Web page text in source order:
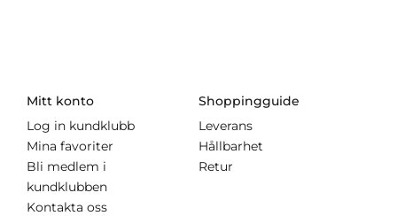
Mitt konto
Log in kundklubb
Mina favoriter
Bli medlem i
kundklubben
Kontakta oss
Shoppingguide
Leverans
Hållbarhet
Retur